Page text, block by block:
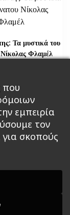
Τα μυστικά του
Φλαμέλ
περισσότερα
Βάρδος
by Gradient
που
εμπειρία
τον
σκοπούς